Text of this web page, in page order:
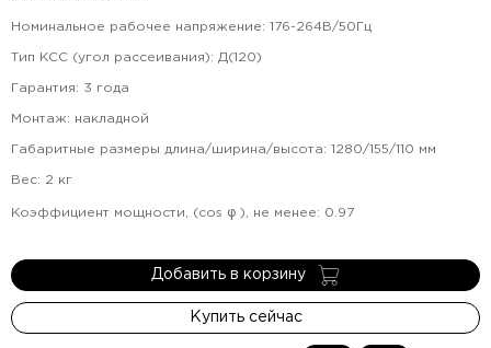
Номинальное рабочее напряжение: 176-264В/50Гц
Тип КСС (угол рассеивания): Д(120)
Гарантия: 3 года
Монтаж: накладной
Габаритные размеры длина/ширина/высота: 1280/155/110 мм
Вес: 2 кг
Коэффициент мощности, (cos φ ), не менее: 0.97
Добавить в корзину
Купить сейчас